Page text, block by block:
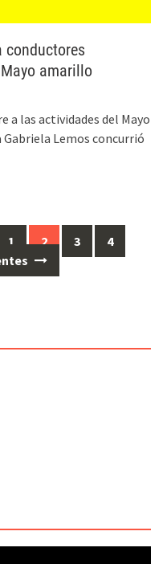
conductores
amarillo
a las actividades del Mayo
Lemos concurrió
1 2 3
4